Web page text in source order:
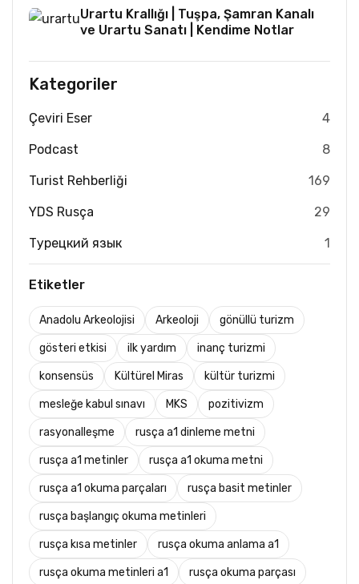
Urartu Krallığı | Tuşpa, Şamran Kanalı
ve Urartu Sanatı | Kendime Notlar
Kategoriler
Çeviri Eser 4
Podcast 8
Turist Rehberliği 169
YDS Rusça 29
Турецкий язык 1
Etiketler
Anadolu Arkeolojisi Arkeoloji gönüllü turizm
gösteri etkisi ilk yardım inanç turizmi
konsensüs Kültürel Miras kültür turizmi
mesleğe kabul sınavı MKS pozitivizm
rasyonalleşme rusça a1 dinleme metni
rusça a1 metinler rusça a1 okuma metni
rusça a1 okuma parçaları rusça basit metinler
rusça başlangıç okuma metinleri
rusça kısa metinler rusça okuma anlama a1
rusça okuma metinleri a1 rusça okuma parçası